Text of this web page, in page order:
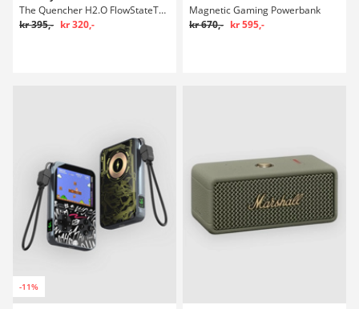
The Quencher H2.O FlowStateTumbler 0,89l Flaske
kr 395,- kr 320,-
Magnetic Gaming Powerbank
kr 670,- kr 595,-
-11%